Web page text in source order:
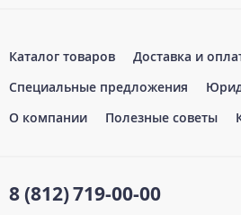
Каталог товаров Доставка и
Специальные предложения
О компании
Полезные советы
8 (812)719-00-00